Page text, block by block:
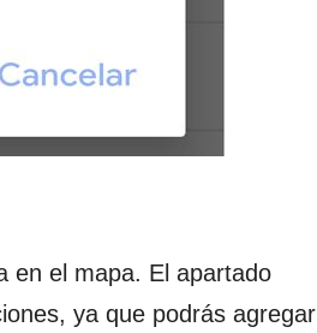
en el mapa. El apartado
ya que podrás agregar